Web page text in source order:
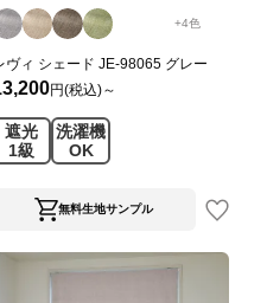
+4色
ヴィ シェード JE-98065 グレー
円(税込)～
遮光
1級
洗濯機
OK
無料生地サンプル